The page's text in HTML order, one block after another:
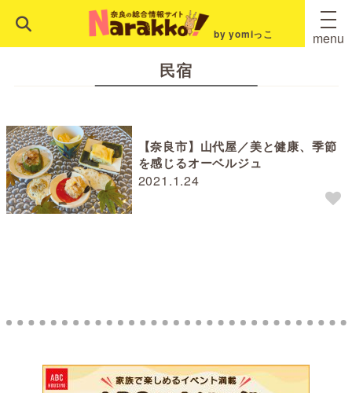
by yomiっこ menu
民宿
2021.1.24
【奈良市】山代屋／美と健康、季節
を感じるオーベルジュ